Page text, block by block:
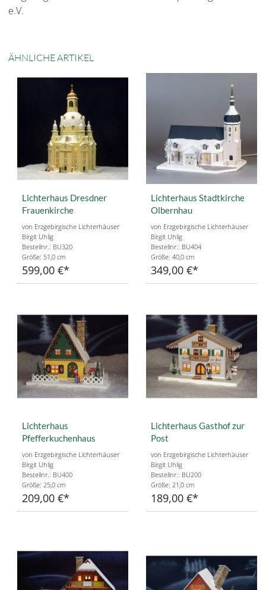
e.V.
ÄHNLICHE ARTIKEL
Lichterhaus Dresdner
Frauenkirche
von Erzgebirgische Lichterhäuser
Birgit Uhlig
Bestellnr.: BU320
Größe: 51,0 cm
599,00 €
Lichterhaus Stadtkirche
Olbernhau
von Erzgebirgische Lichterhäuser
Birgit Uhlig
Bestellnr.: BU404
Größe: 40,0 cm
349,00 €
Lichterhaus
Pfefferkuchenhaus
von Erzgebirgische Lichterhäuser
Birgit Uhlig
Bestellnr.: BU400
Größe: 25,0 cm
209,00 €
Lichterhaus Gasthof zur
Post
von Erzgebirgische Lichterhäuser
Birgit Uhlig
Bestellnr.: BU200
Größe: 21,0 cm
189,00 €